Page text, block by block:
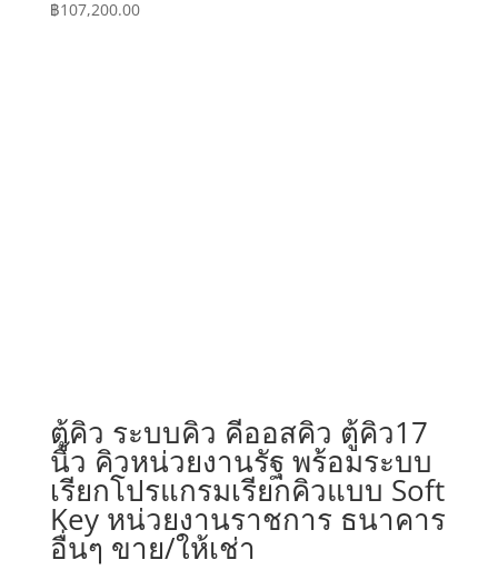
฿107,200.00
ตู้คิว ระบบคิว คีออสคิว ตู้คิว17
นิ้ว คิวหน่วยงานรัฐ พร้อมระบบ
เรียกโปรแกรมเรียกคิวแบบ Soft
Key หน่วยงานราชการ ธนาคาร
อื่นๆ ขาย/ให้เช่า